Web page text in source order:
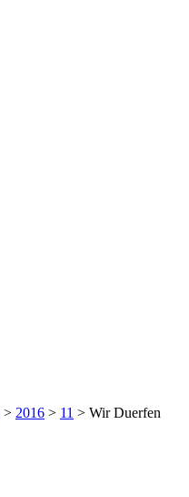
> 2016 > 11 > Wir Duerfen